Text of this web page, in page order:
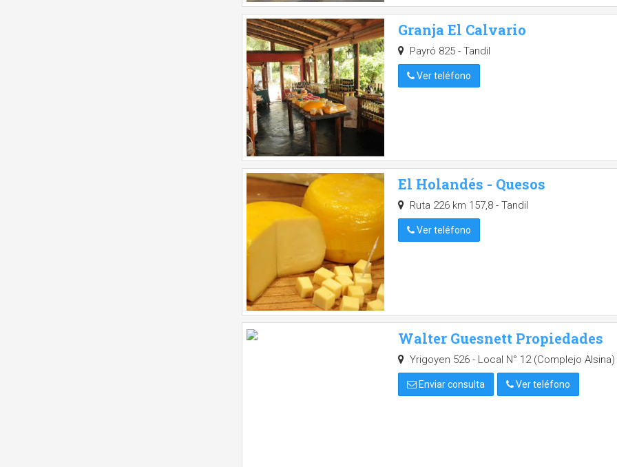
Granja El Calvario
Payró 825 - Tandil
Ver teléfono
El Holandés - Quesos
Ruta 226 km 157,8 - Tandil
Ver teléfono
Walter Guesnett Propiedades
Yrigoyen 526 - Local N° 12 (Complejo Alsina)
Enviar consulta Ver teléfono